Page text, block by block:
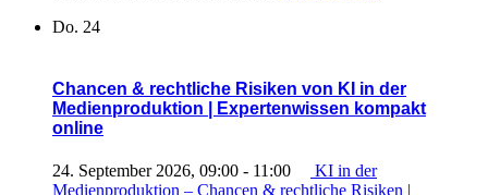
mit
Leichten
Expertenwissen
kompakt“
Do. 24
Chancen & rechtliche Risiken von KI in der
Medienproduktion | Expertenwissen kompakt
online
24. September 2026, 09:00 - 11:00
KI in der
Medienproduktion – Chancen & rechtliche Risiken |